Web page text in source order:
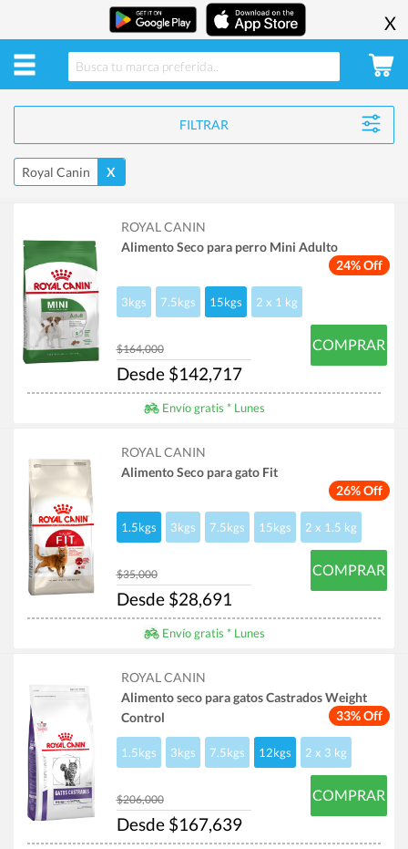
X
FILTRAR
Royal Canin X
24% Off
ROYAL CANIN
Alimento Seco para perro Mini Adulto
3kgs 7.5kgs 15kgs 2 x 1 kg
$164,000
Desde $142,717
COMPRAR
Envío gratis * Lunes
26% Off
ROYAL CANIN
Alimento Seco para gato Fit
1.5kgs 3kgs 7.5kgs 15kgs 2 x 1.5 kg
$35,000
Desde $28,691
COMPRAR
Envío gratis * Lunes
33% Off
ROYAL CANIN
Alimento seco para gatos Castrados Weight
Control
1.5kgs 3kgs 7.5kgs 12kgs 2 x 3 kg
$206,000
Desde $167,639
COMPRAR